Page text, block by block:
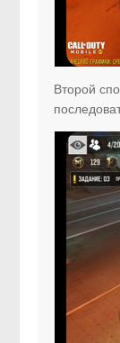
Второй